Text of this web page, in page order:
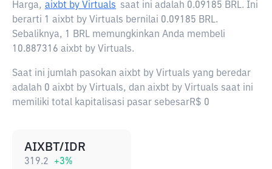
Harga, aixbt by Virtuals saat ini adalah 0.09185 BRL. Ini
berarti 1 aixbt by Virtuals bernilai 0.09185 BRL.
Sebaliknya, 1 BRL memungkinkan Anda membeli
10.887316 aixbt by Virtuals.
Saat ini jumlah pasokan aixbt by Virtuals yang beredar
adalah 0 aixbt by Virtuals, dan aixbt by Virtuals saat ini
memiliki total kapitalisasi pasar sebesarR$ 0
AIXBT/IDR
319.2 +3%